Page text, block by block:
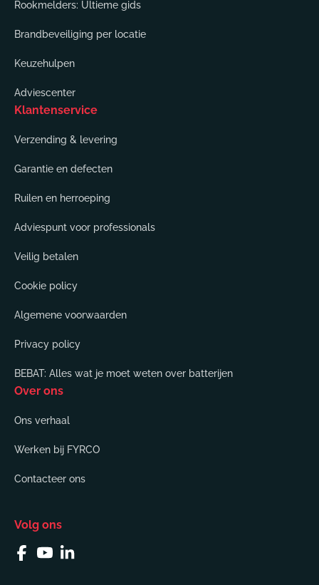
Rookmelders: Ultieme gids
Brandbeveiliging per locatie
Keuzehulpen
Adviescenter
Klantenservice
Verzending & levering
Garantie en defecten
Ruilen en herroeping
Adviespunt voor professionals
Veilig betalen
Cookie policy
Algemene voorwaarden
Privacy policy
BEBAT: Alles wat je moet weten over batterijen
Over ons
Ons verhaal
Werken bij FYRCO
Contacteer ons
Volg ons
Facebook
YouTubeLinkedin